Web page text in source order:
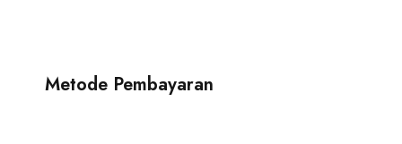
Metode Pembayaran